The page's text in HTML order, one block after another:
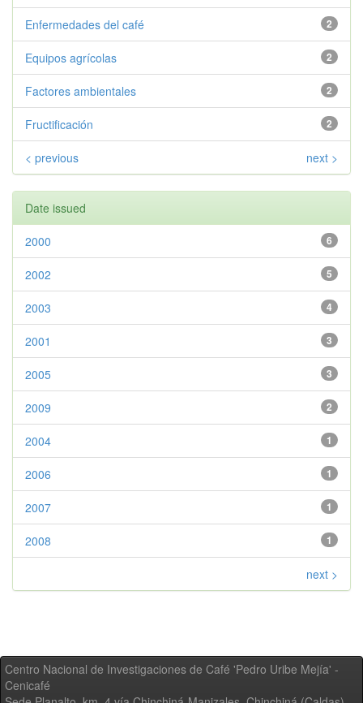
2
Enfermedades del café
2
Equipos agrícolas
2
Factores ambientales
2
Fructificación
< previous next >
Date issued
6
2000
5
2002
4
2003
3
2001
3
2005
2
2009
1
2004
1
2006
1
2007
1
2008
next >
Centro Nacional de Investigaciones de Café 'Pedro Uribe Mejía' -
Cenicafé